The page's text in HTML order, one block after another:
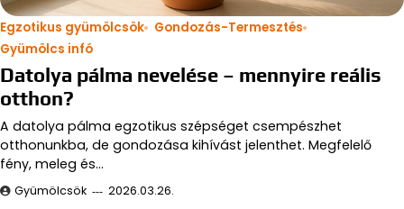
Egzotikus gyümölcsök
Gondozás-Termesztés
Gyümölcs infó
Datolya pálma nevelése – mennyire reális
otthon?
A datolya pálma egzotikus szépséget csempészhet
otthonunkba, de gondozása kihívást jelenthet. Megfelelő
fény, meleg és…
Gyümölcsök 2026.03.26.